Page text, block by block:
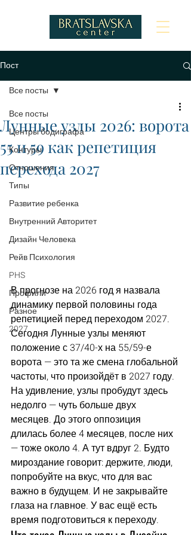
Пост
Все посты
Центры бодиграфа
Контуры
Отношения
Типы
Развитие ребенка
Внутренний Авторитет
Дизайн Человека
Рейв Психология
PHS
Профили
Разное
2027
Все посты
Лунные узлы 2026: ворота
55 и 59 как репетиция
перехода 2027
В прогнозе на 2026 год я назвала
динамику первой половины года
репетицией перед переходом 2027.
Сегодня Лунные узлы меняют
положение с 37/40-х на 55/59-е
ворота — это та же смена глобальной
частоты, что произойдёт в 2027 году.
На удивление, узлы пробудут здесь
недолго — чуть больше двух
месяцев. До этого оппозиция
длилась более 4 месяцев, после них
— тоже около 4. А тут вдруг 2. Будто
мироздание говорит: держите, люди,
попробуйте на вкус, что для вас
важно в будущем. И не закрывайте
глаза на главное. У вас ещё есть
время подготовиться к переходу.